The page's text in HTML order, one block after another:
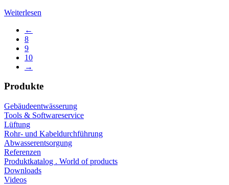
Weiterlesen
←
8
9
10
→
Produkte
Gebäudeentwässerung
Tools & Softwareservice
Lüftung
Rohr- und Kabeldurchführung
Abwasserentsorgung
Referenzen
Produktkatalog . World of products
Downloads
Videos